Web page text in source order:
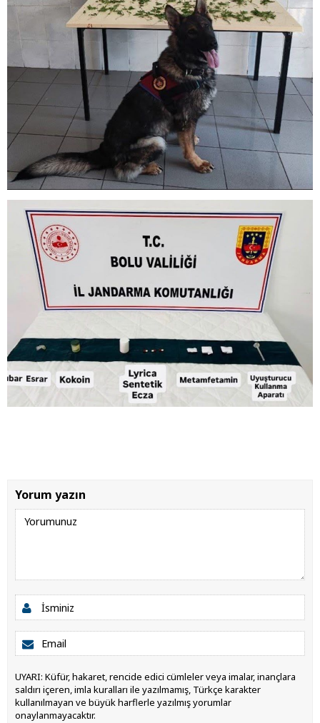
Yorum yazın
UYARI: Küfür, hakaret, rencide edici cümleler veya imalar, inançlara
saldırı içeren, imla kuralları ile yazılmamış, Türkçe karakter
kullanılmayan ve büyük harflerle yazılmış yorumlar
onaylanmayacaktır.